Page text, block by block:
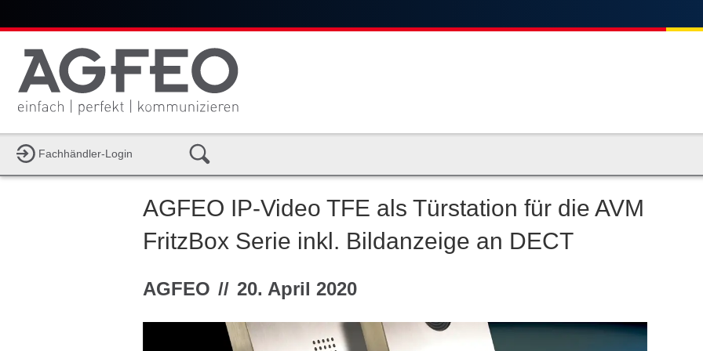
Fachhändler-Login
AGFEO IP-Video TFE als Türstation für die AVM
FritzBox Serie inkl. Bildanzeige an DECT
AGFEO // 20. April 2020